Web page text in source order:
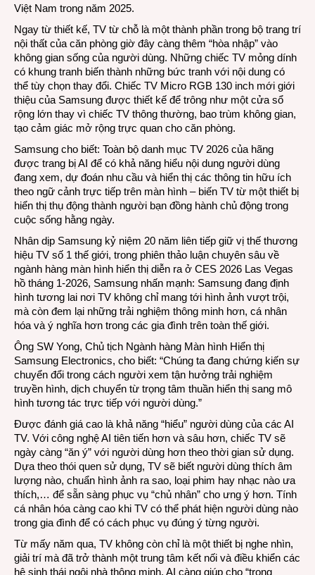
Việt Nam trong năm 2025.
Ngay từ thiết kế, TV từ chỗ là một thành phần trong bộ trang trí
nội thất của căn phòng giờ đây càng thêm “hòa nhập” vào
không gian sống của người dùng. Những chiếc TV mỏng dính
có khung tranh biến thành những bức tranh với nội dung có
thể tùy chọn thay đổi. Chiếc TV Micro RGB 130 inch mới giới
thiệu của Samsung được thiết kế để trông như một cửa sổ
rộng lớn thay vì chiếc TV thông thường, bao trùm không gian,
tạo cảm giác mở rộng trực quan cho căn phòng.
Samsung cho biết: Toàn bộ danh mục TV 2026 của hãng
được trang bị AI để có khả năng hiểu nội dung người dùng
đang xem, dự đoán nhu cầu và hiển thị các thông tin hữu ích
theo ngữ cảnh trực tiếp trên màn hình – biến TV từ một thiết bị
hiển thị thụ động thành người bạn đồng hành chủ động trong
cuộc sống hằng ngày.
Nhân dịp Samsung kỷ niệm 20 năm liên tiếp giữ vị thế thương
hiệu TV số 1 thế giới, trong phiên thảo luận chuyên sâu về
ngành hàng màn hình hiển thị diễn ra ở CES 2026 Las Vegas
hồ tháng 1-2026, Samsung nhấn mạnh: Samsung đang định
hình tương lai nơi TV không chỉ mang tới hình ảnh vượt trội,
mà còn đem lại những trải nghiệm thông minh hơn, cá nhân
hóa và ý nghĩa hơn trong các gia đình trên toàn thế giới.
Ông SW Yong, Chủ tịch Ngành hàng Màn hình Hiển thị
Samsung Electronics, cho biết: “Chúng ta đang chứng kiến sự
chuyển đổi trong cách người xem tận hưởng trải nghiệm
truyền hình, dịch chuyển từ trọng tâm thuần hiển thị sang mô
hình tương tác trực tiếp với người dùng.”
Được đánh giá cao là khả năng “hiểu” người dùng của các AI
TV. Với công nghệ AI tiên tiến hơn và sâu hơn, chiếc TV sẽ
ngày càng “ăn ý” với người dùng hơn theo thời gian sử dụng.
Dựa theo thói quen sử dụng, TV sẽ biết người dùng thích âm
lượng nào, chuẩn hình ảnh ra sao, loại phim hay nhạc nào ưa
thích,… để sẵn sàng phục vụ “chủ nhân” cho ưng ý hơn. Tính
cá nhân hóa càng cao khi TV có thể phát hiện người dùng nào
trong gia đình để có cách phục vụ đúng ý từng người.
Từ mấy năm qua, TV không còn chỉ là một thiết bị nghe nhìn,
giải trí mà đã trở thành một trung tâm kết nối và điều khiển các
hệ sinh thái ngôi nhà thông minh. AI càng giúp cho “trọng